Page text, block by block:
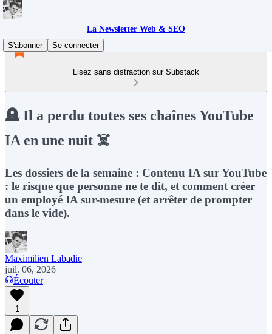
La Newsletter Web & SEO
S'abonner
Se connecter
Lisez sans distraction sur Substack
🪦 Il a perdu toutes ses chaînes YouTube
IA en une nuit ☠️
Les dossiers de la semaine : Contenu IA sur YouTube
: le risque que personne ne te dit, et comment créer
un employé IA sur-mesure (et arrêter de prompter
dans le vide).
Maximilien Labadie
juil. 06, 2026
Écouter
1